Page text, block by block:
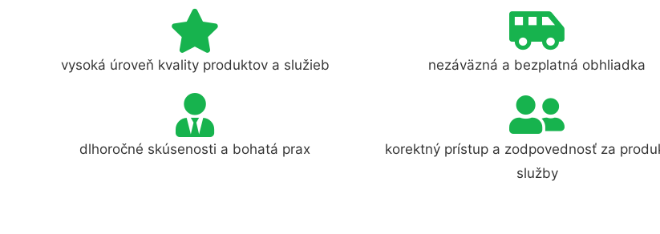
vysoká úroveň kvality produktov a služieb nezáväzná a bezplatná obhliadka
dlhoročné skúsenosti a bohatá prax
korektný prístup a zodpovednosť za
služby